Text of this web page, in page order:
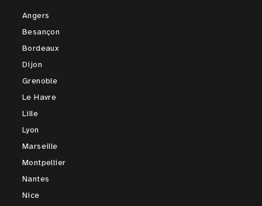
Angers
Besançon
Bordeaux
Dijon
Grenoble
Le Havre
Lille
Lyon
Marseille
Montpellier
Nantes
Nice